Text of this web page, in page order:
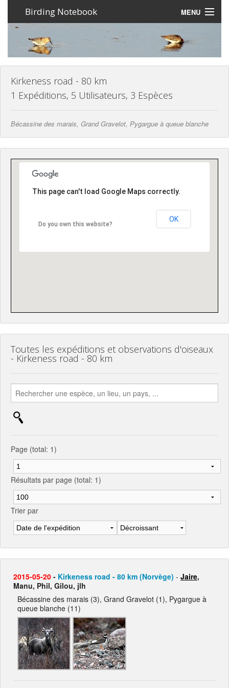
Birding Notebook MENU
Lieux
Photos
Creer un compte
Connexion
Langue
Kirkeness road - 80 km
1 Expéditions, 5 Utilisateurs, 3 Espèces
Bécassine des marais, Grand Gravelot, Pygargue à queue blanche
This page can't load Google Maps correctly.
Do you own this website?
OK
Toutes les expéditions et observations d'oiseaux
- Kirkeness road - 80 km
Page (total: 1)
Résultats par page (total: 1)
Trier par
2015-05-20 - Kirkeness road - 80 km (Norvège) - Jaire,
Manu, Phil, Gilou, jlh
Bécassine des marais (3), Grand Gravelot (1), Pygargue à
queue blanche (11)